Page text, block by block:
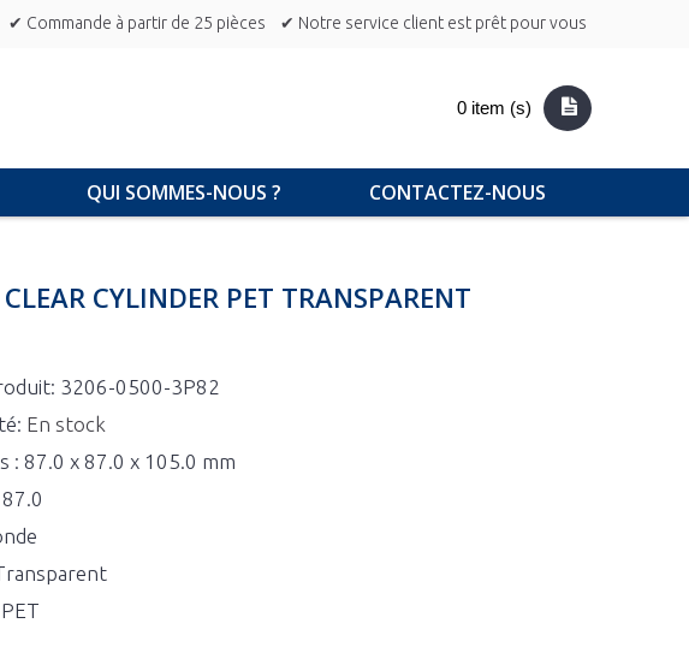
✔ Commande à partir de 25 pièces ✔ Notre service client est prêt pour vous
0 item (s)
QUI SOMMES-NOUS ? CONTACTEZ-NOUS
CYLINDER PET TRANSPARENT
3206-0500-3P82
En stock
: 87.0 x 87.0 x 105.0 mm